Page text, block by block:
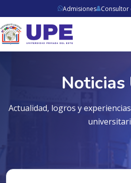
Admisiones Consultor
Noticias
Actualidad, logros y